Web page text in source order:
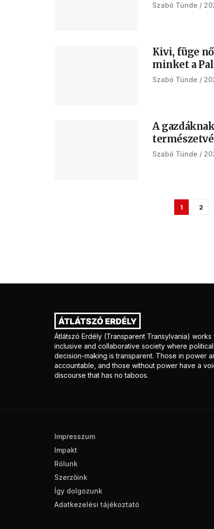
Szabó Tünde
Kivi, füge
minket a
Szabó Tünde
A
Szabó Tünde
1 2
Átlátszó Erdély (Transparent Transylvania) works
inclusive and collaborative society where
decision-making is transparent. Those in power
accountable, and those without power have a
discourse that has no taboos.
Impresszum
Impakt
Rólunk
Szerzőink
Így dolgozunk
Adatkezelési tájékoztató